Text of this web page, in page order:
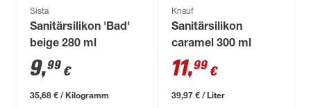
Sista
Sanitärsilikon 'Bad'
beige 280 ml
9,99 €
35,68 € / Kilogramm
Knauf
Sanitärsilikon
caramel 300 ml
11,99 €
39,97 € / Liter